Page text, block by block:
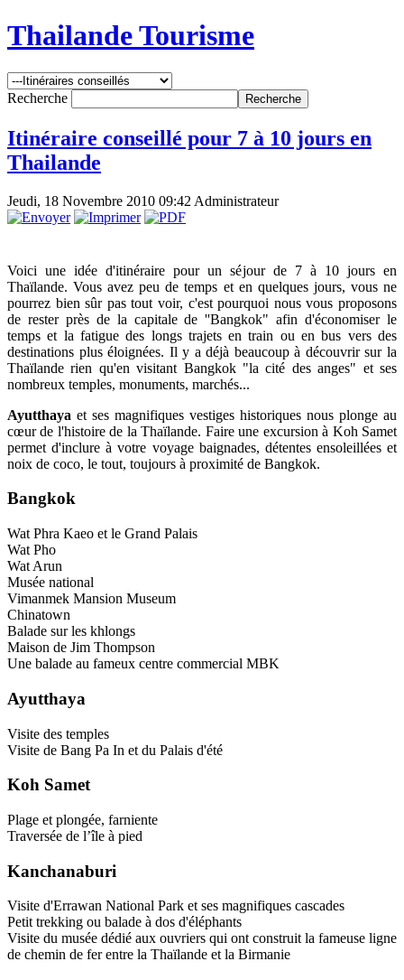
Thailande Tourisme
Recherche
Itinéraire conseillé pour 7 à 10 jours en
Thailande
Jeudi, 18 Novembre 2010 09:42 Administrateur
Voici une idée d'itinéraire pour un séjour de 7 à 10 jours en
Thaïlande. Vous avez peu de temps et en quelques jours, vous ne
pourrez bien sûr pas tout voir, c'est pourquoi nous vous proposons
de rester près de la capitale de ''Bangkok" afin d'économiser le
temps et la fatigue des longs trajets en train ou en bus vers des
destinations plus éloignées. Il y a déjà beaucoup à découvrir sur la
Thaïlande rien qu'en visitant Bangkok "la cité des anges" et ses
nombreux temples, monuments, marchés...
Ayutthaya et ses magnifiques vestiges historiques nous plonge au
cœur de l'histoire de la Thaïlande. Faire une excursion à Koh Samet
permet d'inclure à votre voyage baignades, détentes ensoleillées et
noix de coco, le tout, toujours à proximité de Bangkok.
Bangkok
Wat Phra Kaeo et le Grand Palais
Wat Pho
Wat Arun
Musée national
Vimanmek Mansion Museum
Chinatown
Balade sur les khlongs
Maison de Jim Thompson
Une balade au fameux centre commercial MBK
Ayutthaya
Visite des temples
Visite de Bang Pa In et du Palais d'été
Koh Samet
Plage et plongée, farniente
Traversée de l’île à pied
Kanchanaburi
Visite d'Errawan National Park et ses magnifiques cascades
Petit trekking ou balade à dos d'éléphants
Visite du musée dédié aux ouvriers qui ont construit la fameuse ligne
de chemin de fer entre la Thaïlande et la Birmanie